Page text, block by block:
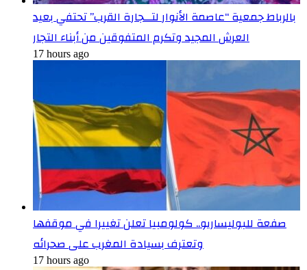
بالرباط جمعية “عاصمة الأنوار لتــجارة القرب” تحتفي بعيد
العرش المجيد وتكرم المتفوقين من أبناء التجار
17 hours ago
صفعة للبوليساريو.. كولومبيا تعلن تغييرا في موقفها
وتعترف بسيادة المغرب على صحرائه
17 hours ago